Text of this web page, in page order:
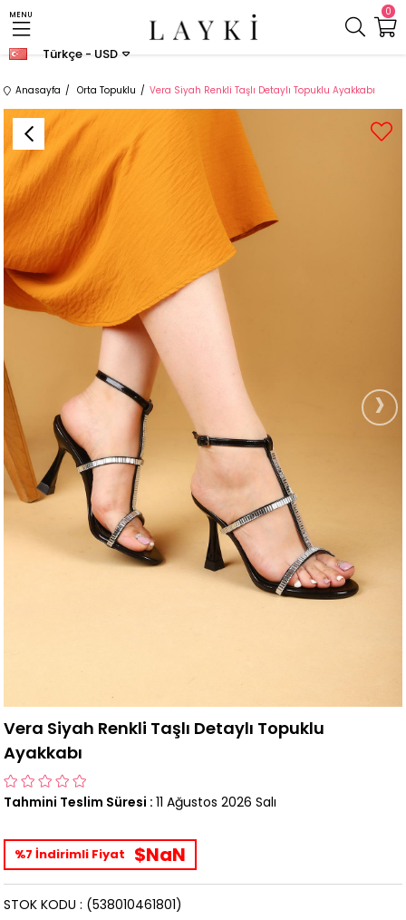
0
MENU
Türkçe - USD
Anasayfa Orta Topuklu Vera Siyah Renkli Taşlı Detaylı Topuklu Ayakkabı
›
Vera Siyah Renkli Taşlı Detaylı Topuklu
Ayakkabı
Tahmini Teslim Süresi : 11 Ağustos 2026 Salı
%7 İndirimli Fiyat $NaN
(538010461801)
STOK KODU